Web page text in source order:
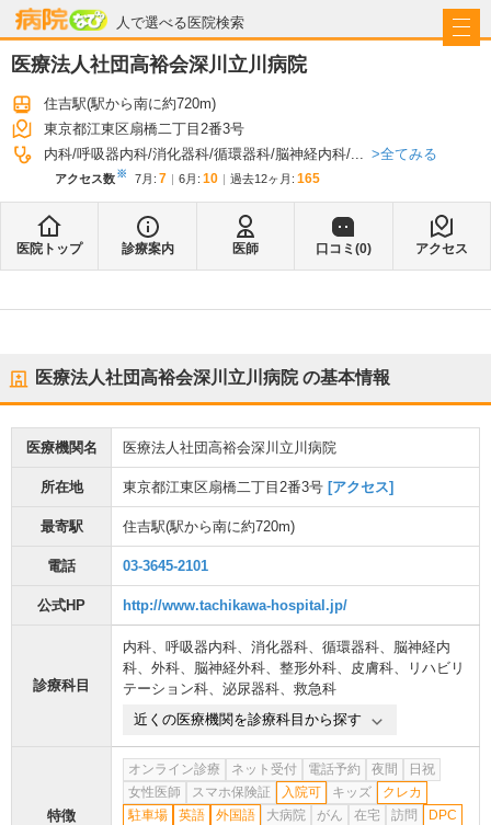
人で選べる医院検索
病院なび
医療法人社団高裕会深川立川病院
住吉駅(駅から南に約720m)
東京都江東区扇橋二丁目2番3号
内科 呼吸器内科 消化器科 循環器科 脳神経内科 ... 全てみる
アクセス数※ 7月 : 7 6月 : 10 過去12ヶ月: 165
医院トップ 診療案内 医師 口コミ(0) アクセス
医療法人社団高裕会深川立川病院の基本情報
医療機関名 医療法人社団高裕会深川立川病院
所在地 東京都江東区扇橋二丁目2番3号 [アクセス]
最寄駅 住吉駅(駅から南に約720m)
電話 03-3645-2101
公式HP http://www.tachikawa-hospital.jp/
診療科目
内科、 呼吸器内科、 消化器科、 循環器科、 脳神経内
科、 外科、 脳神経外科、 整形外科、 皮膚科、
リハビリ
テーション科、 泌尿器科、 救急科
近くの医療機関を診療科目から探す
特徴
オンライン診療 ネット受付 電話予約 夜間
日祝
女性医師
スマホ保険証 入院可 キッズ
クレカ
駐車場
英語 外国語 大病院 がん 在宅 訪問
DPC